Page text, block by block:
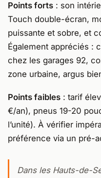
Points forts : son
Touch double-écran,
puissante et sobre, et
Également appréciés :
chez les garages 92,
zone urbaine, argus
Points faibles : tarif
€/an), pneus 19-20
l’unité). À vérifier
préférence via un pré-
Dans les Hauts-de-